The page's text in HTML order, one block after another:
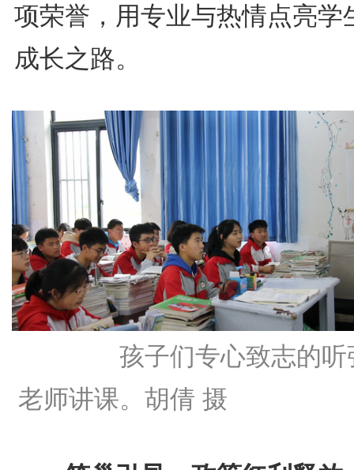
项荣誉，用专业与热情点亮学
成长之路。
孩子们专心致志的听
老师讲课。胡倩 摄